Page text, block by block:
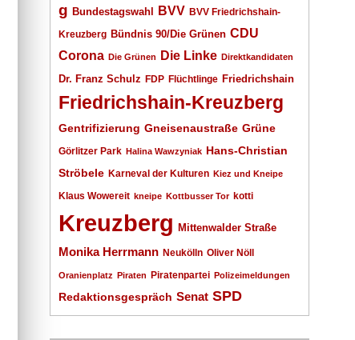
g Bundestagswahl BVV BVV Friedrichshain-
Kreuzberg Bündnis 90/Die Grünen CDU
Corona Die Grünen Die Linke Direktkandidaten
Dr. Franz Schulz FDP Flüchtlinge Friedrichshain
Friedrichshain-Kreuzberg
Gentrifizierung Gneisenaustraße Grüne
Görlitzer Park Halina Wawzyniak Hans-Christian
Ströbele Karneval der Kulturen Kiez und Kneipe
Klaus Wowereit kneipe Kottbusser Tor kotti
Kreuzberg Mittenwalder Straße
Monika Herrmann Neukölln Oliver Nöll
Oranienplatz Piraten Piratenpartei Polizeimeldungen
Redaktionsgespräch Senat SPD